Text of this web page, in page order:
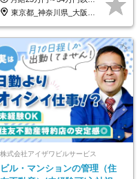
給取得日数14.9日
東京都_神奈川県_大阪府_愛知県_北海道_宮城県_静岡県_京都府_広島県_福岡県
株式会社アイザワビルサービス
ビル・マンションの管理（住